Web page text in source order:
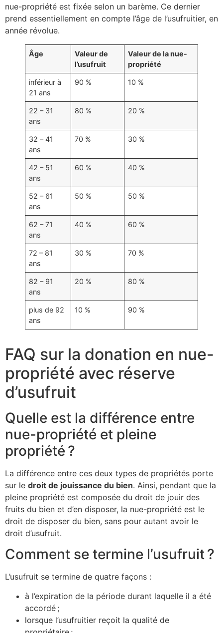
nue-propriété est fixée selon un barème. Ce dernier
prend essentiellement en compte l’âge de l’usufruitier, en
année révolue.
Âge
Valeur de
l’usufruit
Valeur de la nue-
propriété
inférieur à
21 ans
90 % 10 %
22 – 31
ans
80 % 20 %
32 – 41
ans
70 % 30 %
42 – 51
ans
60 % 40 %
52 – 61
ans
50 % 50 %
62 – 71
ans
40 % 60 %
72 – 81
ans
30 % 70 %
82 – 91
ans
20 % 80 %
plus de 92
ans
10 % 90 %
FAQ sur la donation en nue-
propriété avec réserve
d’usufruit
Quelle est la différence entre
nue-propriété et pleine
propriété ?
La différence entre ces deux types de propriétés porte
sur le droit de jouissance du bien. Ainsi, pendant que la
pleine propriété est composée du droit de jouir des
fruits du bien et d’en disposer, la nue-propriété est le
droit de disposer du bien, sans pour autant avoir le
droit d’usufruit.
Comment se termine l’usufruit ?
L’usufruit se termine de quatre façons :
à l’expiration de la période durant laquelle il a été
accordé ;
lorsque l’usufruitier reçoit la qualité de